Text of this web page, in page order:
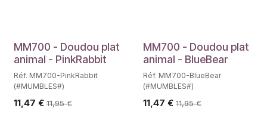
MM700 - Doudou plat
animal - PinkRabbit
Réf. MM700-PinkRabbit
(#MUMBLES#)
11,47 € 11,95€
MM700 - Doudou plat
animal - BlueBear
Réf. MM700-BlueBear
(#MUMBLES#)
11,47 € 11,95€